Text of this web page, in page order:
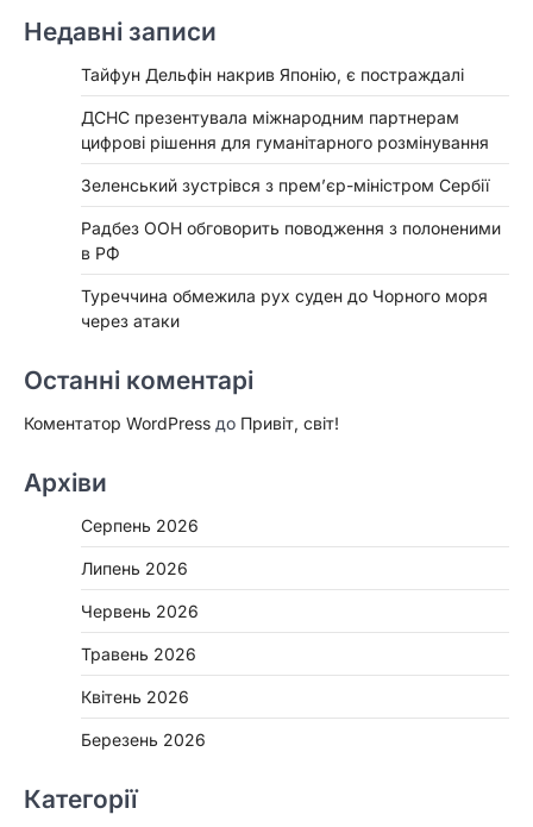
Недавні записи
Тайфун Дельфін накрив Японію, є постраждалі
ДСНС презентувала міжнародним партнерам
цифрові рішення для гуманітарного розмінування
Зеленський зустрівся з прем’єр-міністром Сербії
Радбез ООН обговорить поводження з полоненими
в РФ
Туреччина обмежила рух суден до Чорного моря
через атаки
Останні коментарі
Коментатор WordPress до Привіт, світ!
Архіви
Серпень 2026
Липень 2026
Червень 2026
Травень 2026
Квітень 2026
Березень 2026
Категорії